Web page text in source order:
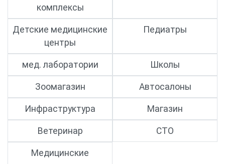
комплексы
Детские медицинские
центры
Педиатры
мед. лаборатории Школы
Зоомагазин Автосалоны
Инфраструктура Магазин
Ветеринар СТО
Медицинские